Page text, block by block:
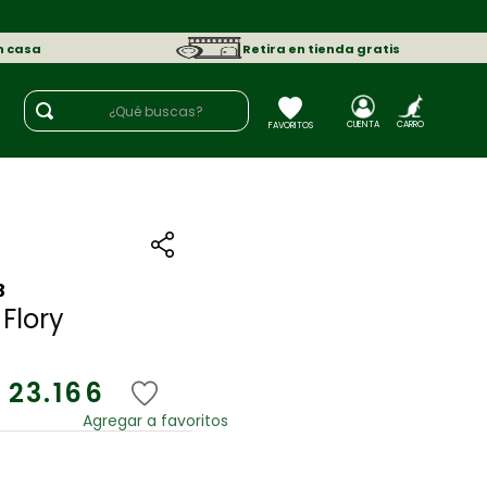
casa Retira en tienda gratis
¿Qué buscas?
23.166